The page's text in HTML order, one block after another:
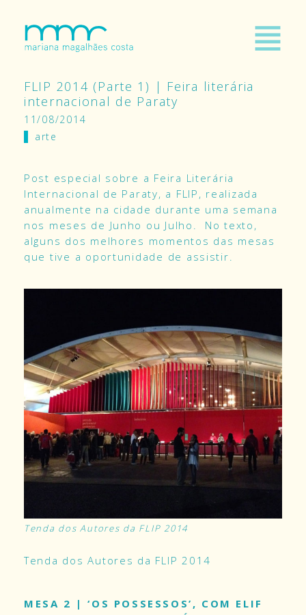
FLIP 2014 (Parte 1) | Feira literária
internacional de Paraty
11/08/2014
arte
Post especial sobre a Feira Literária
Internacional de Paraty, a FLIP, realizada
anualmente na cidade durante uma semana
nos meses de Junho ou Julho. No texto,
alguns dos melhores momentos das mesas
que tive a oportunidade de assistir.
Tenda dos Autores da FLIP 2014
Tenda dos Autores da FLIP 2014
MESA 2 | ‘OS POSSESSOS’, COM ELIF